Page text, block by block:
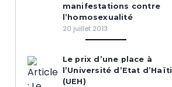
manifestations contre
l’homosexualité
20 juillet 2013
Le prix d’une place à
l’Université d’Etat d’Haïti
(UEH)